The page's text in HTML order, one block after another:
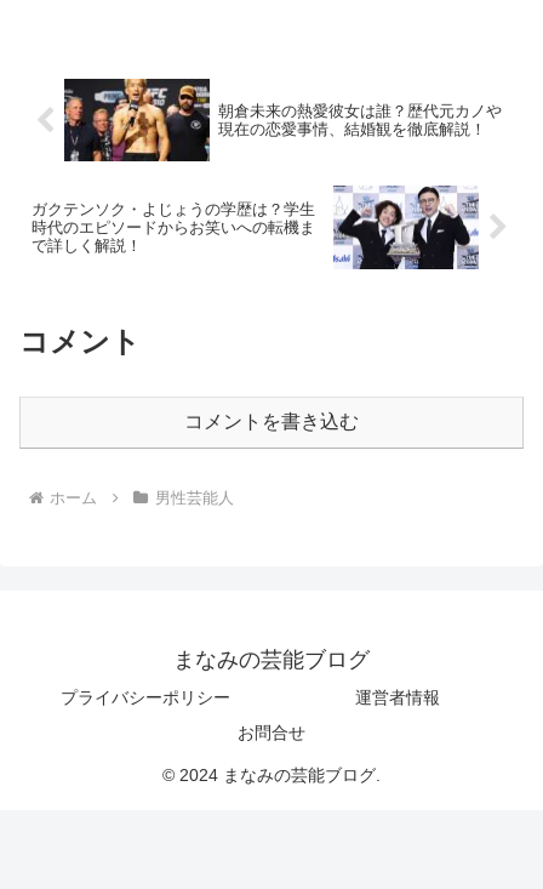
朝倉未来の熱愛彼女は誰？歴代元カノや
現在の恋愛事情、結婚観を徹底解説！
ガクテンソク・よじょうの学歴は？学生
時代のエピソードからお笑いへの転機ま
で詳しく解説！
コメント
コメントを書き込む
ホーム 男性芸能人
まなみの芸能ブログ
プライバシーポリシー
運営者情報
お問合せ
© 2024 まなみの芸能ブログ.